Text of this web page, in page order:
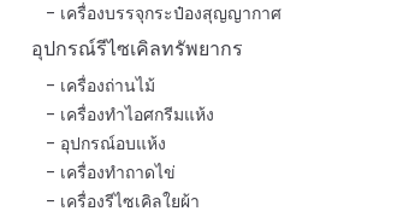
เครื่องบรรจุกระป๋องสุญญากาศ
อุปกรณ์รีไซเคิลทรัพยากร
เครื่องถ่านไม้
เครื่องทำไอศกรีมแห้ง
อุปกรณ์อบแห้ง
เครื่องทำถาดไข่
เครื่องรีไซเคิลใยผ้า